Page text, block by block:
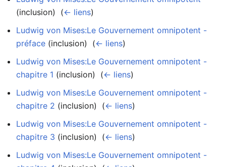
(inclusion) ‎ (← liens)
Ludwig von Mises:Le Gouvernement omnipotent -
préface (inclusion) ‎ (← liens)
Ludwig von Mises:Le Gouvernement omnipotent -
chapitre 1 (inclusion) ‎ (← liens)
Ludwig von Mises:Le Gouvernement omnipotent -
chapitre 2 (inclusion) ‎ (← liens)
Ludwig von Mises:Le Gouvernement omnipotent -
chapitre 3 (inclusion) ‎ (← liens)
Ludwig von Mises:Le Gouvernement omnipotent -